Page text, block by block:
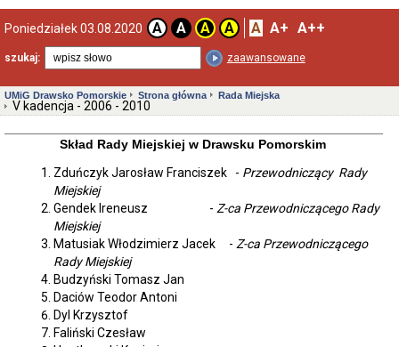
Poniedziałek 03.08.2020 A A A A A A+ A++
szukaj: zaawansowane
Sekretarz
Gminy
Pomorskie
Skarbnik
Gminy
Drawsko
Pomorskie
Miejski
adresowe
Numery
bankowych
Numery
telefonów
UMiG Drawsko Pomorskie Strona główna Rada Miejska
V kadencja - 2006 - 2010
Skład Rady Miejskiej w Drawsku Pomorskim
Zduńczyk Jarosław Franciszek
- Przewodniczący Rady
Miejskiej
Gendek Ireneusz
- Z-ca Przewodniczącego Rady
Miejskiej
Matusiak Włodzimierz Jacek
- Z-ca Przewodniczącego
Rady Miejskiej
Budzyński Tomasz Jan
Daciów Teodor Antoni
Dyl Krzysztof
Faliński Czesław